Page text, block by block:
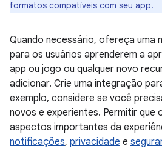
formatos compatíveis com seu app.
Quando necessário, ofereça uma
para os usuários aprenderem a
app ou jogo ou qualquer novo
adicionar. Crie uma integração
exemplo, considere se você
novos e experientes. Permitir que
aspectos importantes da
notificações, privacidade e